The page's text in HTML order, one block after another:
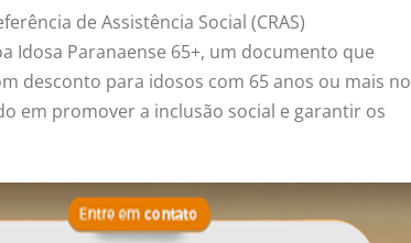
de Assistência Social (CRAS)
Idosa Paranaense 65+, um documento que
desconto para idosos com 65 anos ou mais no
em promover a inclusão social e garantir os